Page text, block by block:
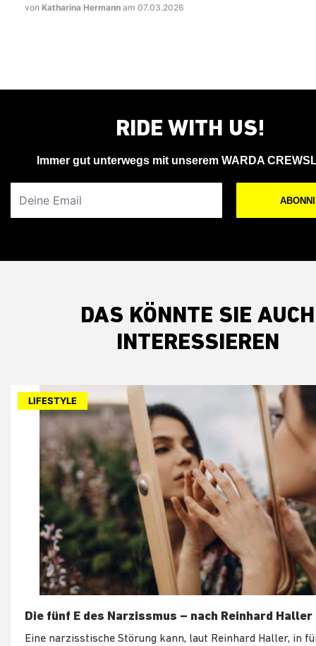
von Katharina Hermann am 07.03.2026
RIDE WITH US!
Immer gut unterwegs mit unserem WARDA
DAS KÖNNTE SIE AUCH
INTERESSIEREN
LIFESTYLE
Die fünf E des Narzissmus – nach Reinhard Haller
Eine narzisstische Störung kann, laut Reinhard Haller, in